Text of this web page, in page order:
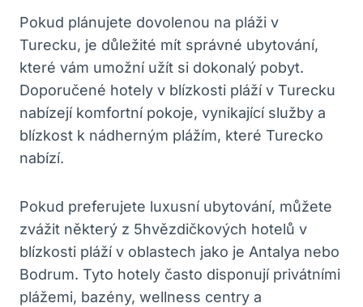
Pokud plánujete dovolenou ‍na ‍pláži‍ v
Turecku, je důležité mít správné ​ubytování,
které vám umožní užít si‌ dokonalý pobyt.
Doporučené hotely ‍v blízkosti⁣ pláží v ⁤Turecku
⁢nabízejí komfortní pokoje, vynikající služby a
⁣blízkost k nádherným plážím, které Turecko
nabízí.
Pokud preferujete luxusní ubytování, můžete
zvážit některý ⁢z 5hvězdičkových hotelů v
blízkosti⁤ pláží v⁢ oblastech jako je Antalya nebo
Bodrum. Tyto hotely‌ často disponují privátními
plážemi, bazény, ⁣wellness centry a